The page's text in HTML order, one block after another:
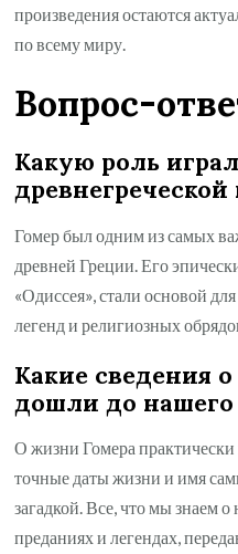
произведения остаются
по всему миру.
Вопрос-
Какую роль
древнегреческой
Гомер был одним из самых
древней Греции. Его
«Одиссея», стали основой
легенд и религиозных
Какие сведения
дошли до нашего
О жизни Гомера практически
точные даты жизни и имя
загадкой. Все, что мы знаем
преданиях и легендах,